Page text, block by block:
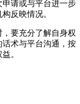
请或与平台进一步
反映情况。
要充分了解自身权
术与平台沟通，按
。